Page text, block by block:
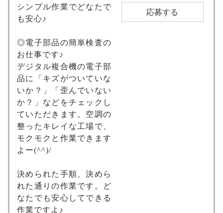
シンプル作業でどなたで
も安心♪
◎電子部品の簡単検査の
お仕事です♪
デジタル複合機の電子部
品に「キズがついていな
いか？」「歪んでいない
か？」などをチェックし
ていただきます。空調の
整ったキレイな工場で、
モクモクと作業できます
よー(^^)/
決められた手順、決めら
れた通りの作業です。ど
なたでも安心してできる
作業ですよ♪
応募する